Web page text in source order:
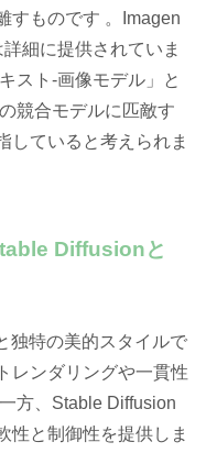
すものです 。Imagen
細に提供されていま
スト-画像モデル」と
競合モデルに匹敵す
していると考えられま
Diffusionと
独特の美的スタイルで
レンダリングや一貫性
方、Stable Diffusion
性と制御性を提供しま